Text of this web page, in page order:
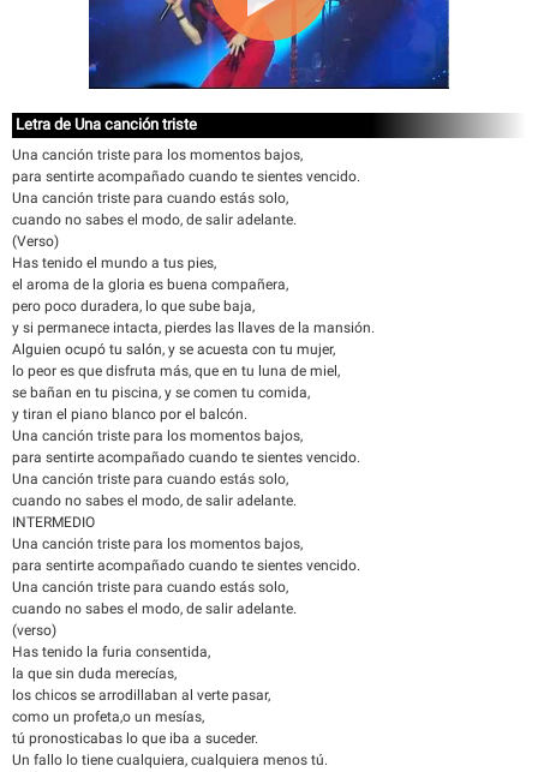
Letra de Una canción triste
Una canción triste para los momentos bajos,
para sentirte acompañado cuando te sientes vencido.
Una canción triste para cuando estás solo,
cuando no sabes el modo, de salir adelante.
(Verso)
Has tenido el mundo a tus pies,
el aroma de la gloria es buena compañera,
pero poco duradera, lo que sube baja,
y si permanece intacta, pierdes las llaves de la mansión.
Alguien ocupó tu salón, y se acuesta con tu mujer,
lo peor es que disfruta más, que en tu luna de miel,
se bañan en tu piscina, y se comen tu comida,
y tiran el piano blanco por el balcón.
Una canción triste para los momentos bajos,
para sentirte acompañado cuando te sientes vencido.
Una canción triste para cuando estás solo,
cuando no sabes el modo, de salir adelante.
INTERMEDIO
Una canción triste para los momentos bajos,
para sentirte acompañado cuando te sientes vencido.
Una canción triste para cuando estás solo,
cuando no sabes el modo, de salir adelante.
(verso)
Has tenido la furia consentida,
la que sin duda merecías,
los chicos se arrodillaban al verte pasar,
como un profeta,o un mesías,
tú pronosticabas lo que iba a suceder.
Un fallo lo tiene cualquiera, cualquiera menos tú.